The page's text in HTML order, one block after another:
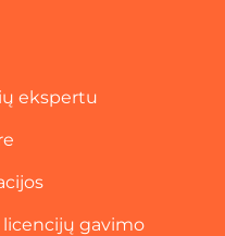
ekspertu
gavimo